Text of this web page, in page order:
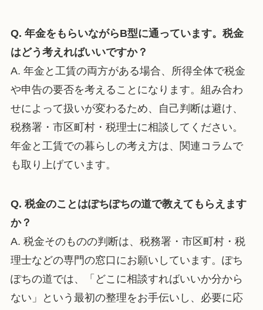
Q. 年金をもらいながらB型に通っています。税金
はどう考えればいいですか？
A. 年金と工賃の両方がある場合、所得全体で税金
や申告の要否を考えることになります。組み合わ
せによって扱いが変わるため、自己判断は避け、
税務署・市区町村・税理士に相談してください。
年金と工賃での暮らしの考え方は、関連コラムで
も取り上げています。
Q. 税金のことはぽちぽちの道で教えてもらえます
か？
A. 税金そのものの判断は、税務署・市区町村・税
理士などの専門の窓口にお願いしています。ぽち
ぽちの道では、「どこに相談すればいいか分から
ない」という最初の整理をお手伝いし、必要に応